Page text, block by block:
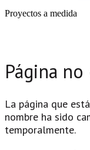
Proyectos a medida
Página
La página que
nombre ha sido
temporalmente.